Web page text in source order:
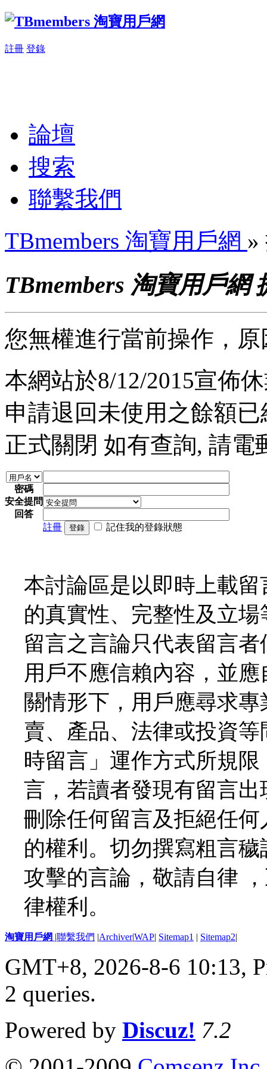
註冊 登錄
論壇
搜索
聯繫我們
TBmembers 淘寶用戶網 »
TBmembers 淘寶用戶網
您無權進行當前操作，
本網站於8/12/2015宣佈
申請退回未使用之餘額
正式關閉 如有查詢, 請電
密碼
安全提問
回答
註冊
登錄 記住我的登錄狀態
本討論區是以即時上載
的真實性、完整性及立
留言之言論只代表留言
用戶不應信賴內容，並
關情形下，用戶應尋求
賣、產品、法律或投資
時留言」運作方式所規
言，若讀者發現有留言
刪除任何留言及拒絕任
的權利。切勿撰寫粗言
攻擊的言論，敬請自律
律權利。
淘寶用戶網 |聯繫我們 |Archiver|WAP| Sitemap1 | Sitemap2|
GMT+8, 2026-8-6 10:13,
2 queries.
Powered by Discuz! 7.2